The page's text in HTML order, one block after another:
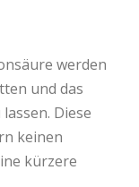
werden
und das
Diese
keinen
kürzere